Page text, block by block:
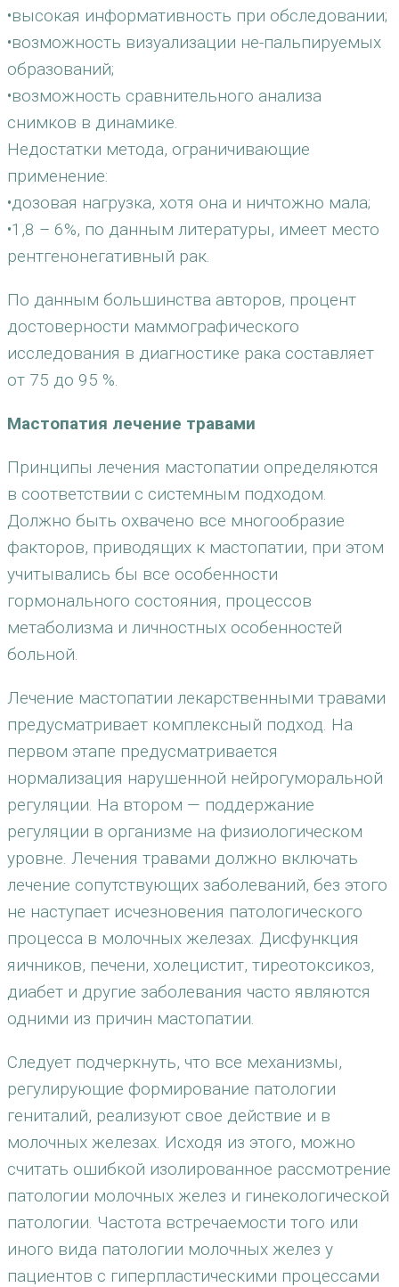
•высокая информативность при обследовании;
•возможность визуализации не-пальпируемых
образований;
•возможность сравнительного анализа
снимков в динамике.
Недостатки метода, ограничивающие
применение:
•дозовая нагрузка, хотя она и ничтожно мала;
•1,8 – 6%, по данным литературы, имеет место
рентгенонегативный рак.
По данным большинства авторов, процент
достоверности маммографического
исследования в диагностике рака составляет
от 75 до 95 %.
Мастопатия лечение травами
Принципы лечения мастопатии определяются
в соответствии с системным подходом.
Должно быть охвачено все многообразие
факторов, приводящих к мастопатии, при этом
учитывались бы все особенности
гормонального состояния, процессов
метаболизма и личностных особенностей
больной.
Лечение мастопатии лекарственными травами
предусматривает комплексный подход. На
первом этапе предусматривается
нормализация нарушенной нейрогуморальной
регуляции. На втором — поддержание
регуляции в организме на физиологическом
уровне. Лечения травами должно включать
лечение сопутствующих заболеваний, без этого
не наступает исчезновения патологического
процесса в молочных железах. Дисфункция
яичников, печени, холецистит, тиреотоксикоз,
диабет и другие заболевания часто являются
одними из причин мастопатии.
Следует подчеркнуть, что все механизмы,
регулирующие формирование патологии
гениталий, реализуют свое действие и в
молочных железах. Исходя из этого, можно
считать ошибкой изолированное рассмотрение
патологии молочных желез и гинекологической
патологии. Частота встречаемости того или
иного вида патологии молочных желез у
пациентов с гиперпластическими процессами